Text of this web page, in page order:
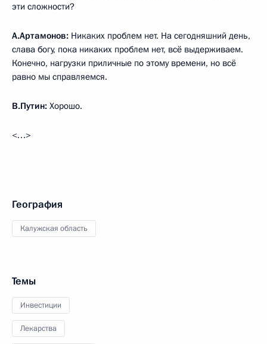
эти сложности?
А.Артамонов: Никаких проблем нет. На сегодняшний день,
слава богу, пока никаких проблем нет, всё выдерживаем.
Конечно, нагрузки приличные по этому времени, но всё
равно мы справляемся.
В.Путин: Хорошо.
<…>
География
Калужская область
Темы
Инвестиции
Лекарства